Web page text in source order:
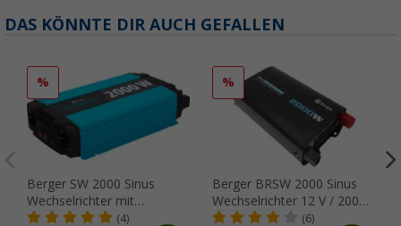
DAS KÖNNTE DIR AUCH GEFALLEN
%
Berger SW 2000 Sinus
Wechselrichter mit
Netzvorrangschaltung 12 V
(4)
%
Berger BRSW 2000 Sinus
Wechselrichter 12 V / 2000
W reine Sinuswelle
(6)